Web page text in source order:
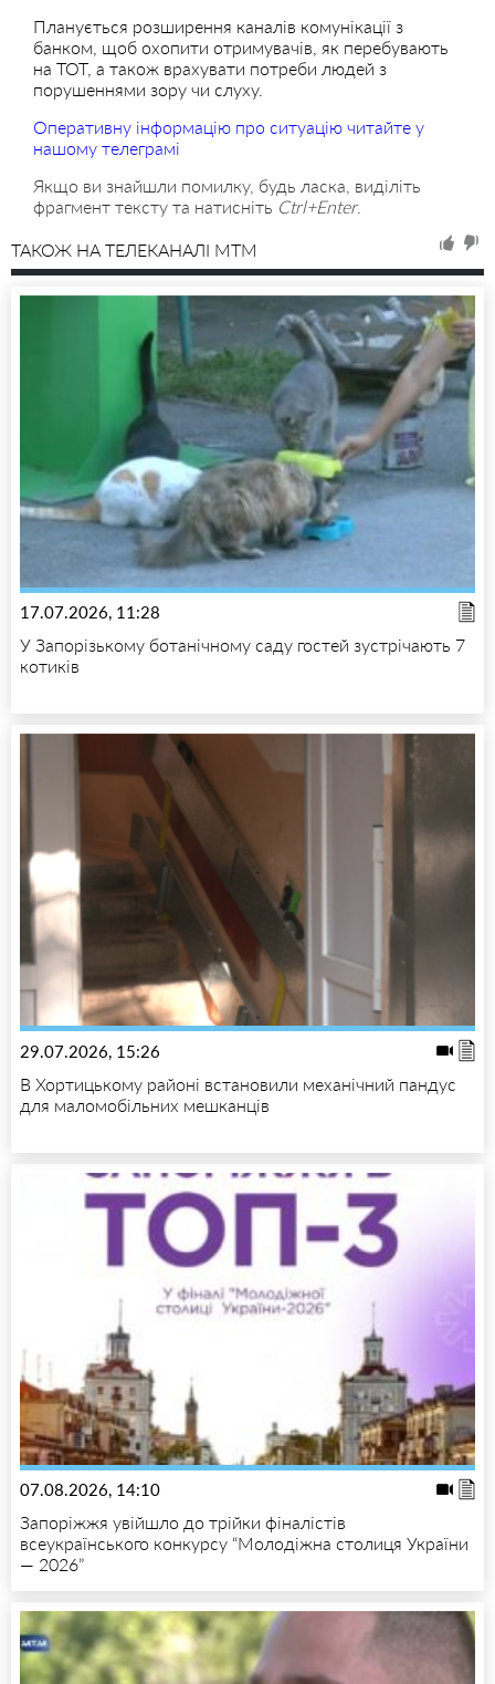
Планується розширення каналів комунікації з
банком, щоб охопити отримувачів, як перебувають
на ТОТ, а також врахувати потреби людей з
порушеннями зору чи слуху.
Оперативну інформацію про ситуацію читайте у
нашому телеграмі
Якщо ви знайшли помилку, будь ласка, виділіть
фрагмент тексту та натисніть Ctrl+Enter.
ТАКОЖ НА ТЕЛЕКАНАЛІ MTM
17.07.2026, 11:28
У Запорізькому ботанічному саду гостей зустрічають 7
котиків
29.07.2026, 15:26
В Хортицькому районі встановили механічний пандус
для маломобільних мешканців
07.08.2026, 14:10
Запоріжжя увійшло до трійки фіналістів
всеукраїнського конкурсу “Молодіжна столиця України
— 2026”